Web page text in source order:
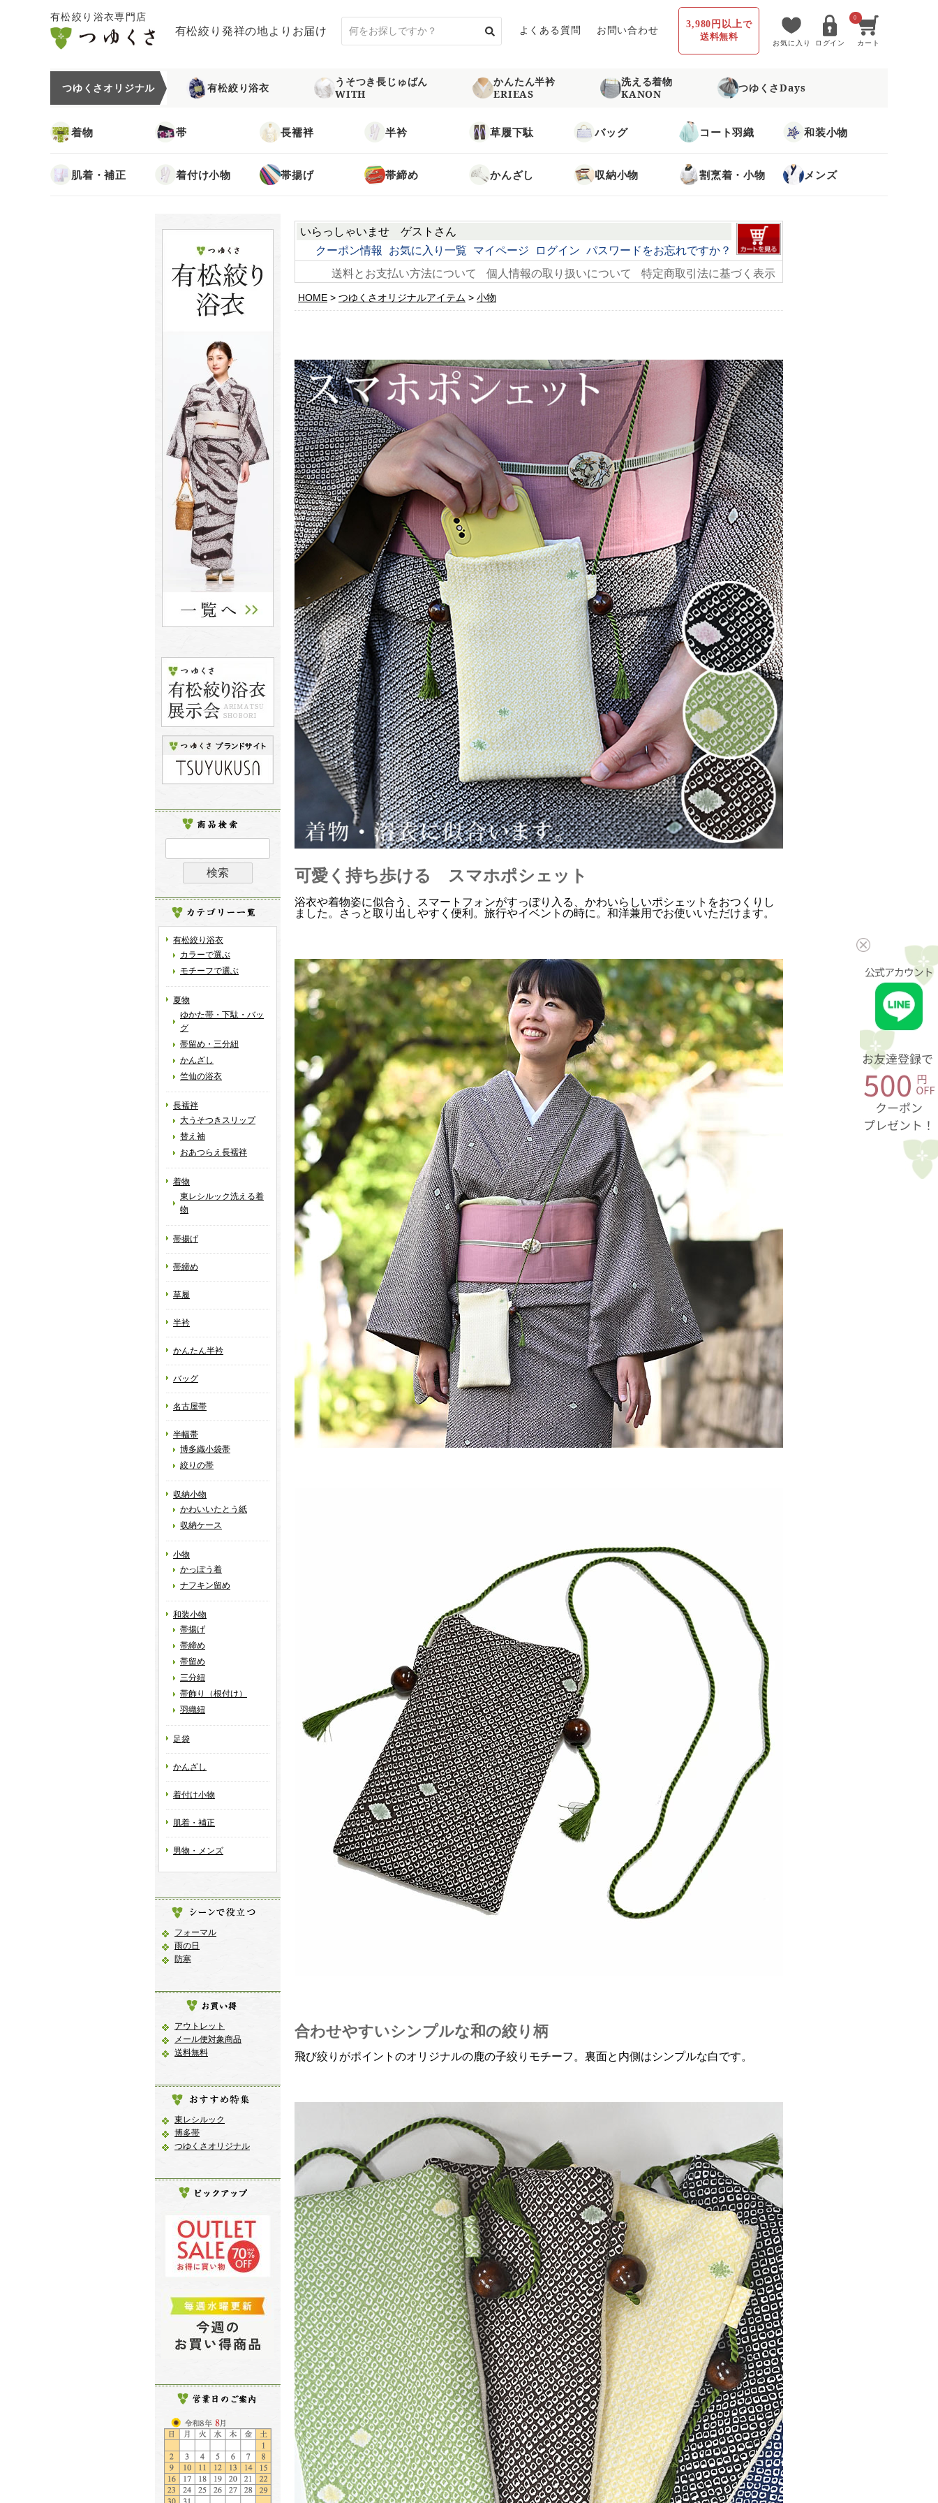
有松絞り浴衣専門店
有松絞り発祥の地よりお届け よくある質問 お問い合わせ
3,980円以上で
送料無料
お気に入り ログイン
0
カート
つゆくさオリジナル 有松絞り浴衣
うそつき長じゅばん
WITH
かんたん半衿
ERIEAS
洗える着物
KANON
つゆくさDays
着物 帯 長襦袢 半衿 草履下駄 バッグ コート羽織 和装小物
肌着・補正 着付け小物 帯揚げ 帯締め かんざし 収納小物 割烹着・小物 メンズ
有松絞り浴衣
カラーで選ぶ
モチーフで選ぶ
夏物
ゆかた帯・下駄・バッ
グ
帯留め・三分紐
かんざし
竺仙の浴衣
長襦袢
大うそつきスリップ
替え袖
おあつらえ長襦袢
着物
東レシルック洗える着
物
帯揚げ
帯締め
草履
半衿
かんたん半衿
バッグ
名古屋帯
半幅帯
博多織小袋帯
絞りの帯
収納小物
かわいいたとう紙
収納ケース
小物
かっぽう着
ナフキン留め
和装小物
帯揚げ
帯締め
帯留め
三分紐
帯飾り（根付け）
羽織紐
足袋
かんざし
着付け小物
肌着・補正
男物・メンズ
フォーマル
雨の日
防寒
アウトレット
メール便対象商品
送料無料
東レシルック
博多帯
つゆくさオリジナル
いらっしゃいませ ゲスト さん
クーポン情報
お気に入り一覧 マイページ ログイン パスワードをお忘れですか？
送料とお支払い方法について
個人情報の取り扱いについて 特定商取引法に基づく表示
HOME つゆくさオリジナルアイテム 小物
可愛く持ち歩ける スマホポシェット
浴衣や着物姿に似合う、スマートフォンがすっぽり入る、かわいらしいポシェットをおつくりし
ました。さっと取り出しやすく便利。旅行やイベントの時に。和洋兼用でお使いいただけます。
合わせやすいシンプルな和の絞り柄
飛び絞りがポイントのオリジナルの鹿の子絞りモチーフ。裏面と内側はシンプルな白です。